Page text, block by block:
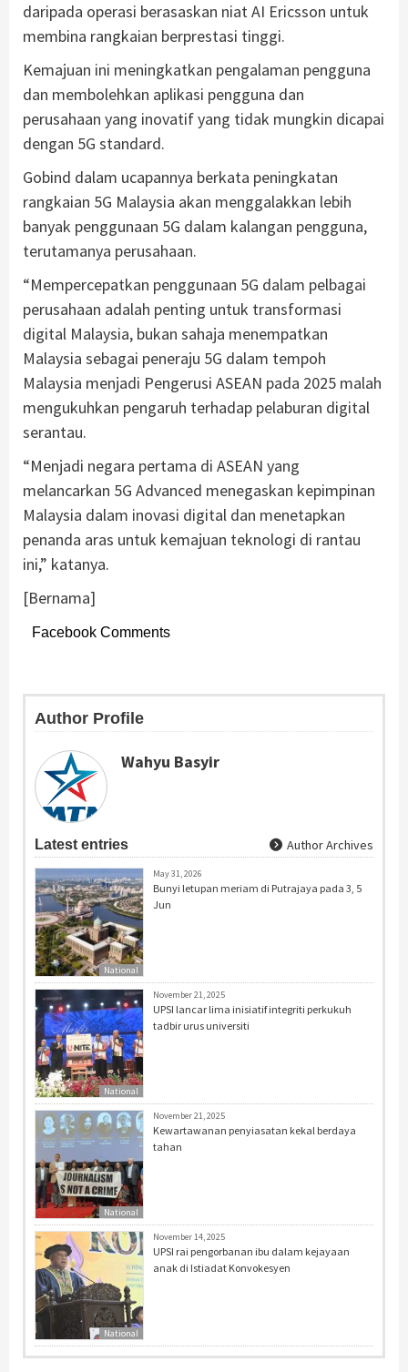
daripada operasi berasaskan niat AI Ericsson untuk
membina rangkaian berprestasi tinggi.
Kemajuan ini meningkatkan pengalaman pengguna
dan membolehkan aplikasi pengguna dan
perusahaan yang inovatif yang tidak mungkin dicapai
dengan 5G standard.
Gobind dalam ucapannya berkata peningkatan
rangkaian 5G Malaysia akan menggalakkan lebih
banyak penggunaan 5G dalam kalangan pengguna,
terutamanya perusahaan.
“Mempercepatkan penggunaan 5G dalam pelbagai
perusahaan adalah penting untuk transformasi
digital Malaysia, bukan sahaja menempatkan
Malaysia sebagai peneraju 5G dalam tempoh
Malaysia menjadi Pengerusi ASEAN pada 2025 malah
mengukuhkan pengaruh terhadap pelaburan digital
serantau.
“Menjadi negara pertama di ASEAN yang
melancarkan 5G Advanced menegaskan kepimpinan
Malaysia dalam inovasi digital dan menetapkan
penanda aras untuk kemajuan teknologi di rantau
ini,” katanya.
[Bernama]
Facebook Comments
Author Profile
Wahyu Basyir
Latest entries Author Archives
National
May 31, 2026
Bunyi letupan meriam di Putrajaya pada 3, 5
Jun
National
November 21, 2025
UPSI lancar lima inisiatif integriti perkukuh
tadbir urus universiti
National
November 21, 2025
Kewartawanan penyiasatan kekal berdaya
tahan
National
November 14, 2025
UPSI rai pengorbanan ibu dalam kejayaan
anak di Istiadat Konvokesyen